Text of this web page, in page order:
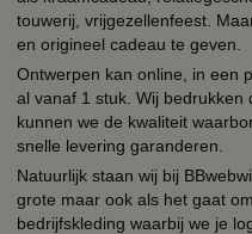
touwerij, vrijgezellenfeest.
en origineel cadeau te geven.
Ontwerpen kan online, in een
al vanaf 1 stuk. Wij
kunnen we de kwaliteit
snelle levering garanderen.
Natuurlijk staan wij bij
grote maar ook als het gaat
bedrijfskleding waarbij we je